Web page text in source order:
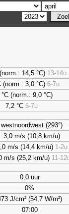
14,5 °C) 13-14u
(norm.: 3,0 °C) 6-7u
(norm.: 9,0 °C)
7,2°C 6-7u
westnoordwest (293°)
3,0 m/s (10,8 km/u)
m/s (14,4 km/u) 1-2u
m/s (25,2 km/u) 11-
0,0 uur
0%
J/cm² (54,7 W/m²)
07:00